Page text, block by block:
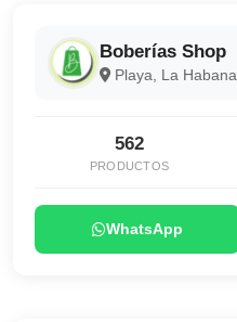
Boberías Shop
Playa, La Habana
562
PRODUCTOS
WhatsApp